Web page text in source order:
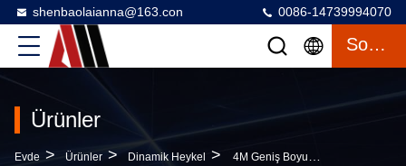
shenbaolaianna@163.con 0086-14739994070
Sohbet
Ürünler
Evde > Ürünler > Dinamik Heykel > 4M Geniş Boyutlu Hiper-Gerçekçi İngiliz Kısa Saçlı Kedi Heykeli Cam Elyafı Güçlendirilmiş Plastik